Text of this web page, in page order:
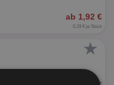
ab 1,92 €
0,19 € je Stück
★